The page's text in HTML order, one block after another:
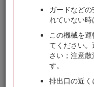
ガードなど
れていない時
この機械を
てください
さい；注意
す。
排出口の近
弊社のウェブサイト
狩猟、アクセサリ情報
お買い上げ製品の登録
整備について、また純
はお気軽に弊社代理店
ください。お問い合わ